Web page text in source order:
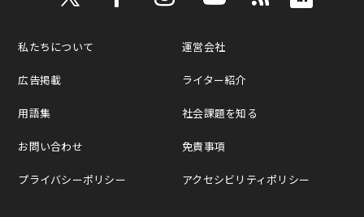
私たちについて
広告掲載
用語集
お問い合わせ
プライバシーポリシー
運営会社
ライター紹介
社会課題を知る
免責事項
アクセシビリティポリシー